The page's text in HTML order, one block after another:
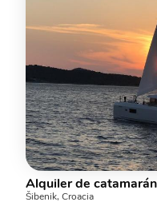
Šibenik, Croacia